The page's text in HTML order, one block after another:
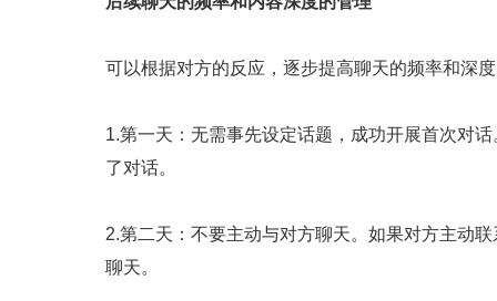
可以根据对方的反应，逐步提高聊天的频率和深
1.第一天：无需事先设定话题，成功开展首次对
了对话。
2.第二天：不要主动与对方聊天。如果对方主动
聊天。